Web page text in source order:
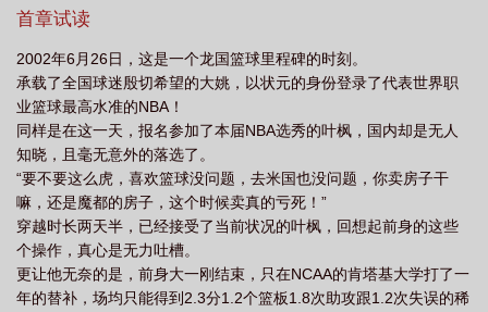
首章试读
2002年6月26日，这是一个龙国篮球里程碑的时刻。
承载了全国球迷殷切希望的大姚，以状元的身份登录了代表世界职
业篮球最高水准的NBA！
同样是在这一天，报名参加了本届NBA选秀的叶枫，国内却是无人
知晓，且毫无意外的落选了。
“要不要这么虎，喜欢篮球没问题，去米国也没问题，你卖房子干
嘛，还是魔都的房子，这个时候卖真的亏死！”
穿越时长两天半，已经接受了当前状况的叶枫，回想起前身的这些
个操作，真心是无力吐槽。
更让他无奈的是，前身大一刚结束，只在NCAA的肯塔基大学打了一
年的替补，场均只能得到2.3分1.2个篮板1.8次助攻跟1.2次失误的稀